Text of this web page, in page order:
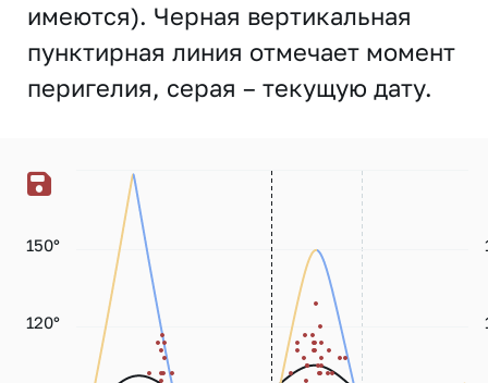
имеются). Черная вертикальная
пунктирная линия отмечает момент
перигелия, серая – текущую дату.
120°
150°